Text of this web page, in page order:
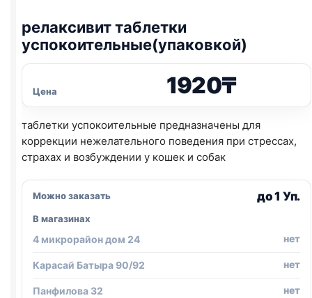
релаксивит таблетки
успокоительные(упаковкой)
Цена 1920₸
таблетки успокоительные предназначены для
коррекции нежелательного поведения при стрессах,
страхах и возбуждении у кошек и собак
Можно заказать до 1 Уп.
В магазинах
4 микрорайон дом 24 нет
Карасай Батыра 90/92 нет
Панфилова 32 нет